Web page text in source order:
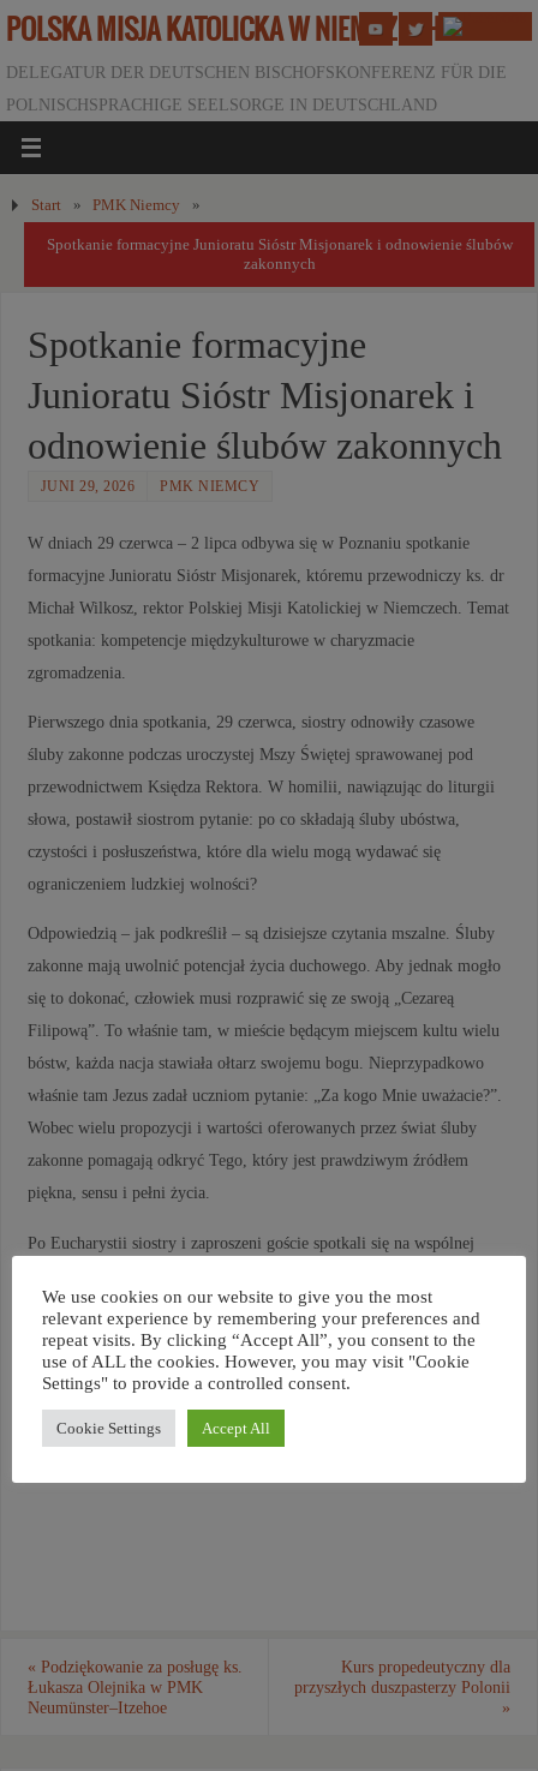
POLSKA MISJA KATOLICKA W NIEMCZECH
DELEGATUR DER DEUTSCHEN BISCHOFSKONFERENZ FÜR DIE
POLNISCHSPRACHIGE SEELSORGE IN DEUTSCHLAND
Start » PMK Niemcy »
Spotkanie formacyjne Junioratu Sióstr Misjonarek i odnowienie ślubów
zakonnych
Spotkanie formacyjne
Junioratu Sióstr Misjonarek i
odnowienie ślubów zakonnych
JUNI 29, 2026 PMK NIEMCY
W dniach 29 czerwca – 2 lipca odbywa się w Poznaniu spotkanie
formacyjne Junioratu Sióstr Misjonarek, któremu przewodniczy ks. dr
Michał Wilkosz, rektor Polskiej Misji Katolickiej w Niemczech. Temat
spotkania: kompetencje międzykulturowe w charyzmacie
zgromadzenia.
Pierwszego dnia spotkania, 29 czerwca, siostry odnowiły czasowe
śluby zakonne podczas uroczystej Mszy Świętej sprawowanej pod
przewodnictwem Księdza Rektora. W homilii, nawiązując do liturgii
słowa, postawił siostrom pytanie: po co składają śluby ubóstwa,
czystości i posłuszeństwa, które dla wielu mogą wydawać się
ograniczeniem ludzkiej wolności?
Odpowiedzią – jak podkreślił – są dzisiejsze czytania mszalne. Śluby
zakonne mają uwolnić potencjał życia duchowego. Aby jednak mogło
się to dokonać, człowiek musi rozprawić się ze swoją „Cezareą
Filipową”. To właśnie tam, w mieście będącym miejscem kultu wielu
bóstw, każda nacja stawiała ołtarz swojemu bogu. Nieprzypadkowo
właśnie tam Jezus zadał uczniom pytanie: „Za kogo Mnie uważacie?”.
Wobec wielu propozycji i wartości oferowanych przez świat śluby
zakonne pomagają odkryć Tego, który jest prawdziwym źródłem
piękna, sensu i pełni życia.
Po Eucharystii siostry i zaproszeni goście spotkali się na wspólnej
W czasie trwającego spotkania formacyjnego ks. dr Michał Wilkosz
spotka się również z Przełożoną Generalną Sióstr Misjonarek, Matką
Katarzyną Zarębą, aby omówić możliwości przyszłego zaangażowania
sióstr w posługę na terenie Niemiec.
« Podziękowanie za posługę ks.
Łukasza Olejnika w PMK
Neumünster–Itzehoe
Kurs propedeutyczny dla
przyszłych duszpasterzy Polonii
»
We use cookies on our website to give you the most
relevant experience by remembering your preferences and
repeat visits. By clicking “Accept All”, you consent to the
use of ALL the cookies. However, you may visit "Cookie
Settings" to provide a controlled consent.
Cookie Settings Accept All